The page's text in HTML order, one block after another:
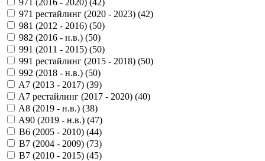
971 рестайлинг (2020 - 2023) (42)
981 (2012 - 2016) (50)
982 (2016 - н.в.) (50)
991 (2011 - 2015) (50)
991 рестайлинг (2015 - 2018) (50)
992 (2018 - н.в.) (50)
A7 (2013 - 2017) (39)
A7 рестайлинг (2017 - 2020) (40)
A8 (2019 - н.в.) (38)
A90 (2019 - н.в.) (47)
B6 (2005 - 2010) (44)
B7 (2004 - 2009) (73)
B7 (2010 - 2015) (45)